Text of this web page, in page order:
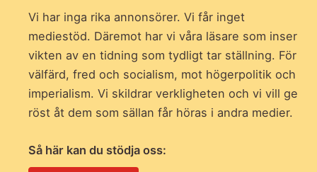
Vi har inga rika annonsörer. Vi får inget
mediestöd. Däremot har vi våra läsare som inser
vikten av en tidning som tydligt tar ställning. För
välfärd, fred och socialism, mot högerpolitik och
imperialism. Vi skildrar verkligheten och vi vill ge
röst åt dem som sällan får höras i andra medier.
Så här kan du stödja oss: